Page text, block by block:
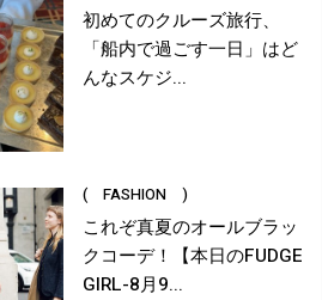
初めてのクルーズ旅行、
「船内で過ごす一日」はど
んなスケジ...
( FASHION )
これぞ真夏のオールブラッ
クコーデ！【本日のFUDGE
GIRL-8月9...